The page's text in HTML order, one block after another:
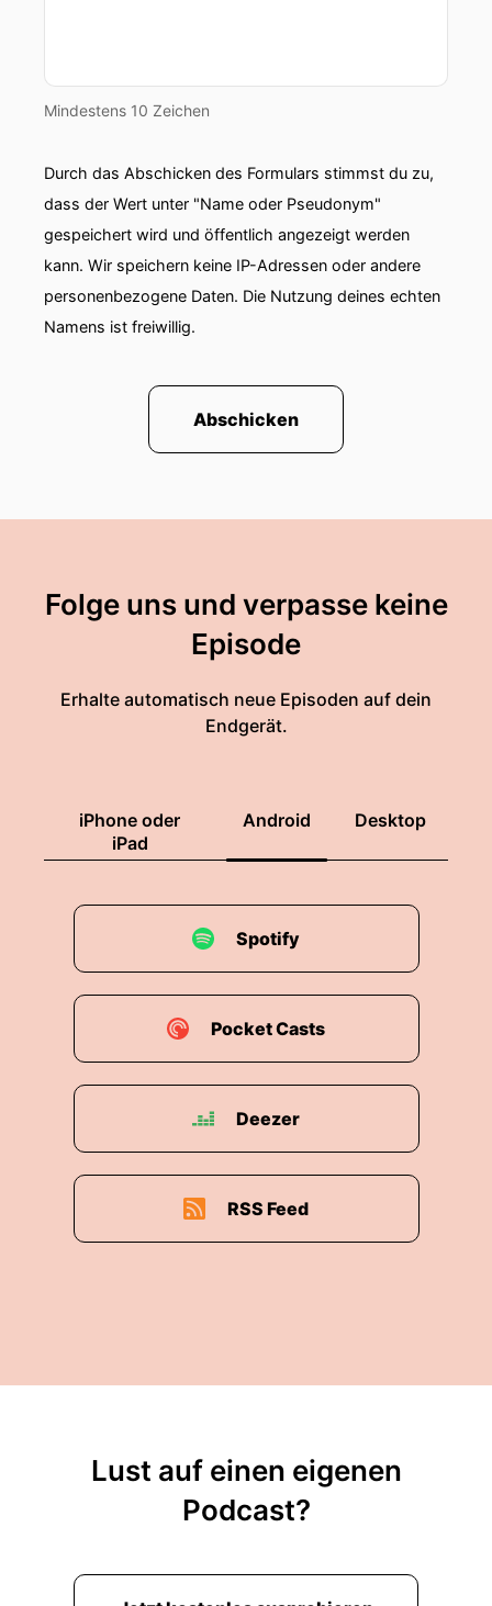
Mindestens 10 Zeichen
Durch das Abschicken des Formulars stimmst du zu,
dass der Wert unter "Name oder Pseudonym"
gespeichert wird und öffentlich angezeigt werden
kann. Wir speichern keine IP-Adressen oder andere
personenbezogene Daten. Die Nutzung deines echten
Namens ist freiwillig.
Abschicken
Folge uns und verpasse keine
Episode
Erhalte automatisch neue Episoden auf dein
Endgerät.
iPhone oder
iPad
Android Desktop
Spotify
Pocket Casts
Deezer
RSS Feed
Lust auf einen eigenen
Podcast?